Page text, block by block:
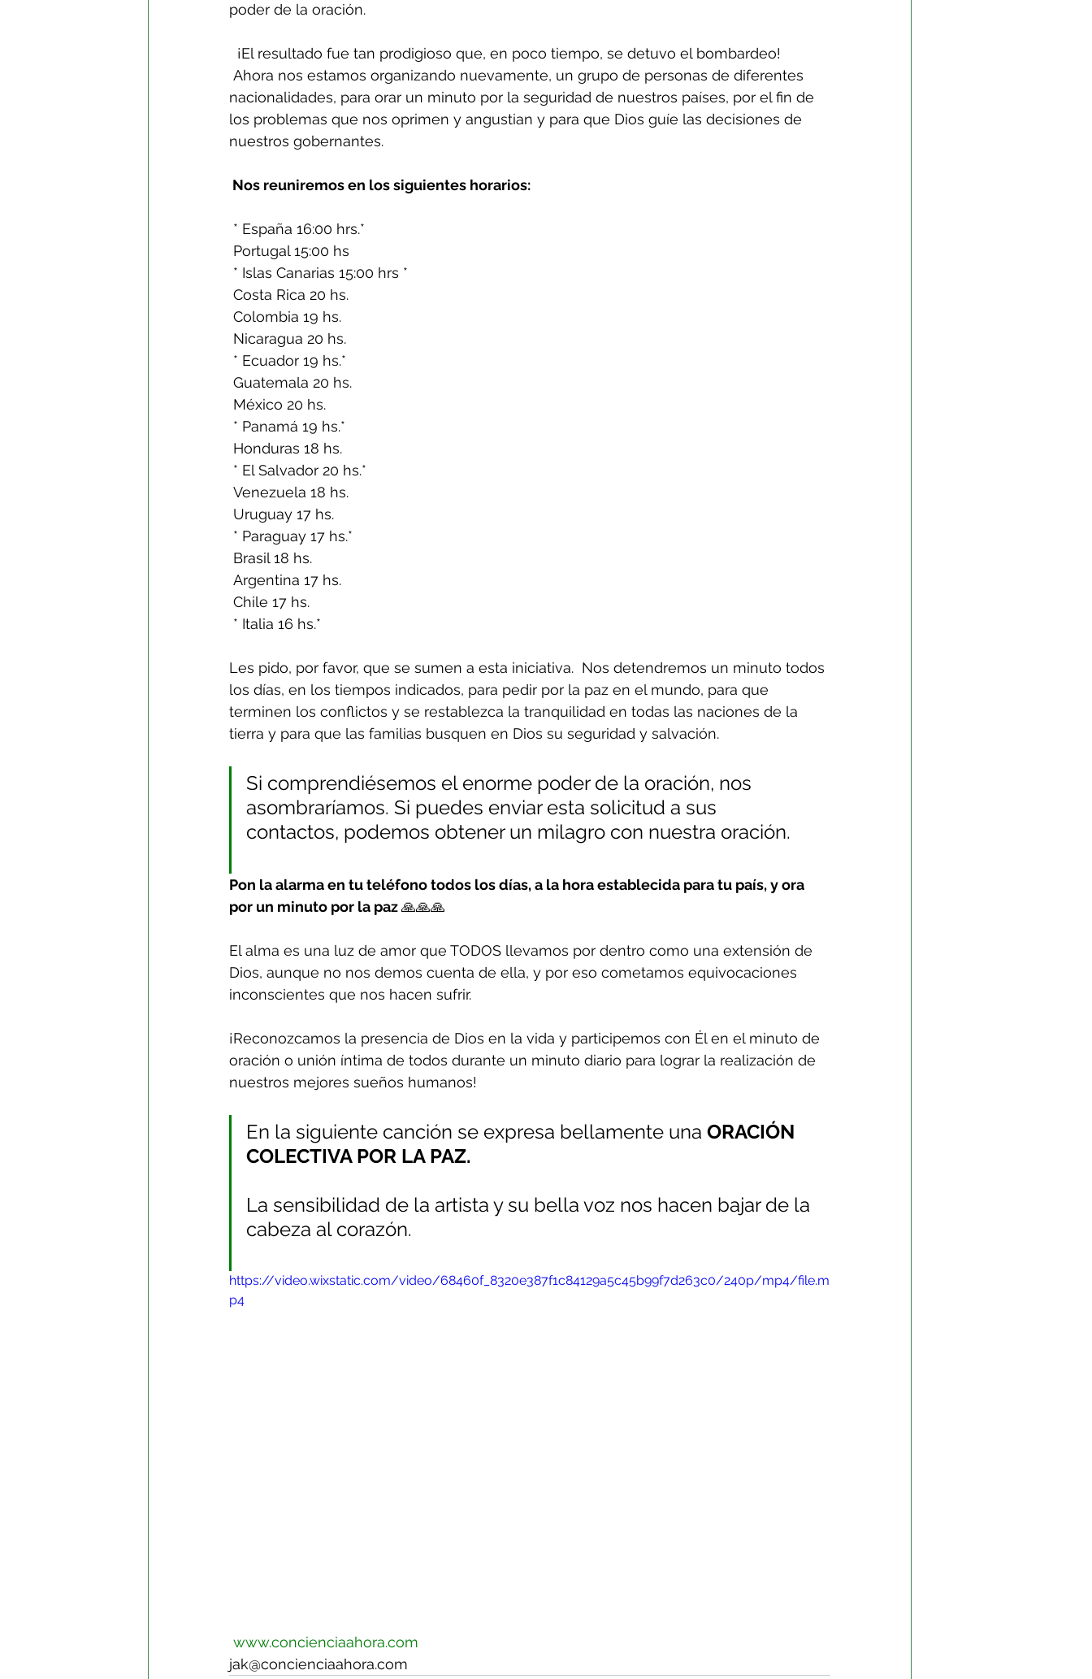
poder de la oración.
  ¡El resultado fue tan prodigioso que, en poco tiempo, se detuvo el bombardeo!
nacionalidades, para orar un minuto por la seguridad de nuestros países, por el fin de
los problemas que nos oprimen y angustian y para que Dios guíe las decisiones de
nuestros gobernantes.
Nos reuniremos en los siguientes horarios:
* España 16:00 hrs.*
Portugal 15:00 hs
* Islas Canarias 15:00 hrs *
Costa Rica 20 hs.
Colombia 19 hs.
Nicaragua 20 hs.
* Ecuador 19 hs.*
Guatemala 20 hs.
México 20 hs.
* Panamá 19 hs.*
Honduras 18 hs.
* El Salvador 20 hs.*
Venezuela 18 hs.
Uruguay 17 hs.
* Paraguay 17 hs.*
Brasil 18 hs.
Argentina 17 hs.
Chile 17 hs.
* Italia 16 hs.*
Les pido, por favor, que se sumen a esta iniciativa.  Nos detendremos un minuto todos
los días, en los tiempos indicados, para pedir por la paz en el mundo, para que
terminen los conflictos y se restablezca la tranquilidad en todas las naciones de la
tierra y para que las familias busquen en Dios su seguridad y salvación.
Si comprendiésemos el enorme poder de la oración, nos
asombraríamos. Si puedes enviar esta solicitud a sus
contactos, podemos obtener un milagro con nuestra oración.
Pon la alarma en tu teléfono todos los días, a la hora establecida para tu país, y ora
por un minuto por la paz 🙏🙏🙏
El alma es una luz de amor que TODOS llevamos por dentro como una extensión de
Dios, aunque no nos demos cuenta de ella, y por eso cometamos equivocaciones
inconscientes que nos hacen sufrir.
¡Reconozcamos la presencia de Dios en la vida y participemos con Él en el minuto de
oración o unión íntima de todos durante un minuto diario para lograr la realización de
nuestros mejores sueños humanos!
En la siguiente canción se expresa bellamente una ORACIÓN
COLECTIVA POR LA PAZ.
La sensibilidad de la artista y su bella voz nos hacen bajar de la
cabeza al corazón.
https://video.wixstatic.com/video/68460f_8320e387f1c84129a5c45b99f7d263c0/240p/mp4/file.m
p4
www.concienciaahora.com
jak@concienciaahora.com